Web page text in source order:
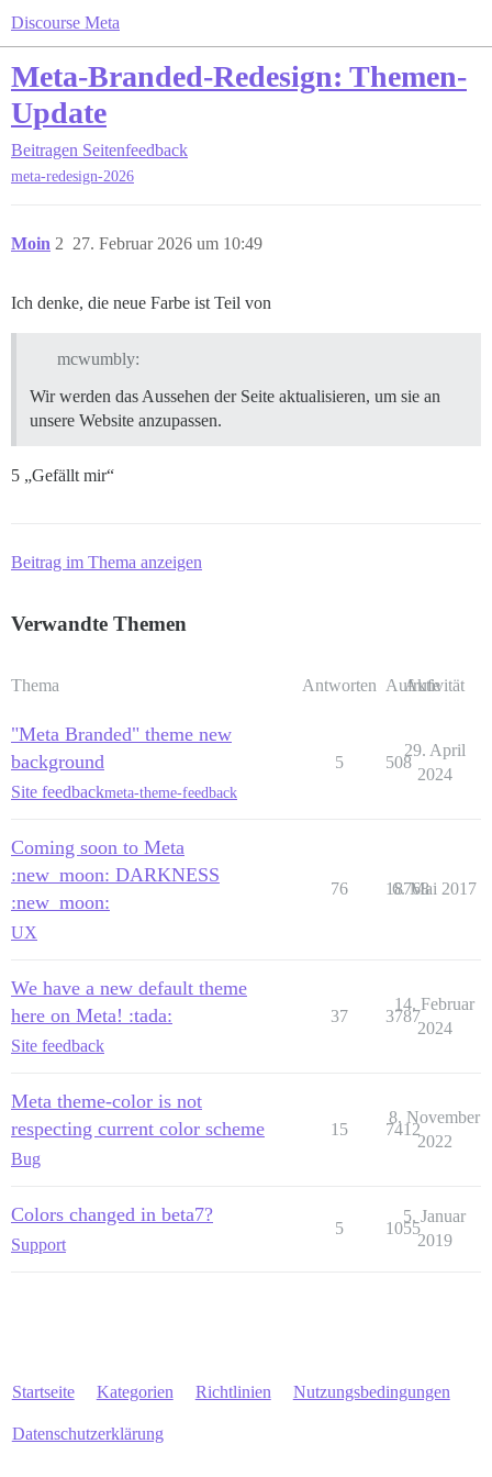
Discourse Meta
Meta-Branded-Redesign: Themen-
Update
Beitragen Seitenfeedback
meta-redesign-2026
Moin 27. Februar 2026 um 10:49
2
Ich denke, die neue Farbe ist Teil von
mcwumbly:
Wir werden das Aussehen der Seite aktualisieren, um sie an
unsere Website anzupassen.
5 „Gefällt mir“
Beitrag im Thema anzeigen
Verwandte Themen
Thema Antworten Aufrufe
Aktivität
"Meta Branded" theme new
background
Site feedbackmeta-theme-feedback
5 508
29. April
2024
Coming soon to Meta
:new_moon: DARKNESS
:new_moon:
UX
76 18768
6. Mai 2017
We have a new default theme
here on Meta! :tada:
Site feedback
37 3787
14. Februar
2024
Meta theme-color is not
respecting current color scheme
Bug
15 7412
8. November
2022
Colors changed in beta7?
Support
5 1055
5. Januar
2019
Startseite Kategorien Richtlinien Nutzungsbedingungen
Datenschutzerklärung